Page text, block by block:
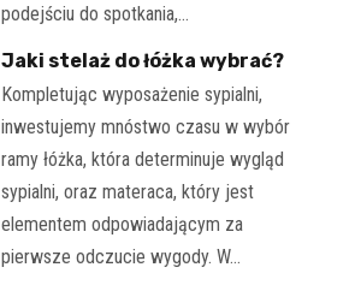
podejściu do spotkania,…
Jaki stelaż do łóżka wybrać?
Kompletując wyposażenie sypialni,
inwestujemy mnóstwo czasu w wybór
ramy łóżka, która determinuje wygląd
sypialni, oraz materaca, który jest
elementem odpowiadającym za
pierwsze odczucie wygody. W…